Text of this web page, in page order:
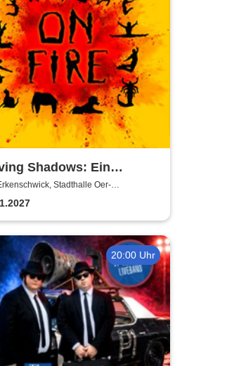
Shadows: Ein
das alles in
Schatten stellt - On Fire
Stadthalle Oer-
20:00 Uhr